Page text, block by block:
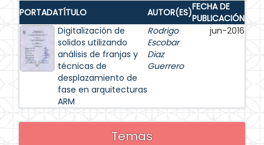
PORTADATÍTULO AUTOR(ES)FECHA DE
PUBLICACIÓN
Digitalización de
solidos utilizando
análisis de franjas y
técnicas de
desplazamiento de
fase en arquitecturas
ARM
Rodrigo
Escobar
Diaz
Guerrero
jun-2016
Temas